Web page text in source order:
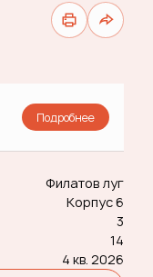
Подробнее
Филатов луг
Корпус 6
3
14
4 кв. 2026